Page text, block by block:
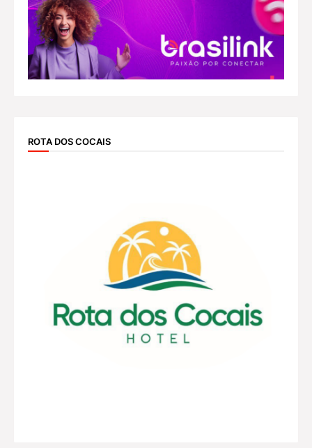
ROTA DOS COCAIS